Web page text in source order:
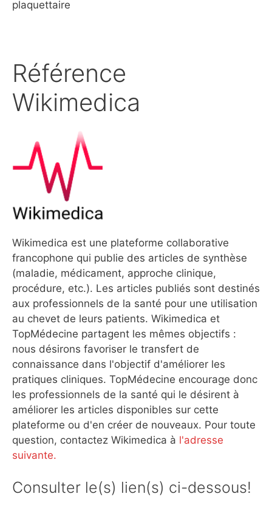
plaquettaire
Référence
Wikimedica
Wikimedica est une plateforme collaborative
francophone qui publie des articles de synthèse
(maladie, médicament, approche clinique,
procédure, etc.). Les articles publiés sont destinés
aux professionnels de la santé pour une utilisation
au chevet de leurs patients. Wikimedica et
TopMédecine partagent les mêmes objectifs :
nous désirons favoriser le transfert de
connaissance dans l'objectif d'améliorer les
pratiques cliniques. TopMédecine encourage donc
les professionnels de la santé qui le désirent à
améliorer les articles disponibles sur cette
plateforme ou d'en créer de nouveaux. Pour toute
question, contactez Wikimedica à l'adresse
suivante.
Consulter le(s) lien(s) ci-dessous!